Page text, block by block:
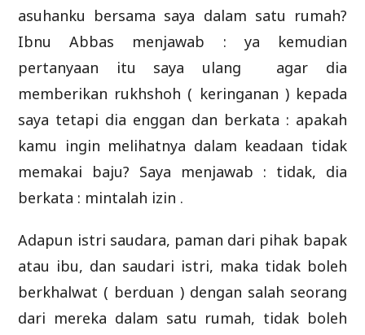
asuhanku bersama saya dalam satu rumah?
Ibnu Abbas menjawab : ya kemudian
pertanyaan itu saya ulang agar dia
memberikan rukhshoh ( keringanan ) kepada
saya tetapi dia enggan dan berkata : apakah
kamu ingin melihatnya dalam keadaan tidak
memakai baju? Saya menjawab : tidak, dia
berkata : mintalah izin .
Adapun istri saudara, paman dari pihak bapak
atau ibu, dan saudari istri, maka tidak boleh
berkhalwat ( berduan ) dengan salah seorang
dari mereka dalam satu rumah, tidak boleh